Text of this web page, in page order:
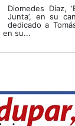
Diomedes Díaz,
Junta’, en su
dedicado a
en su...